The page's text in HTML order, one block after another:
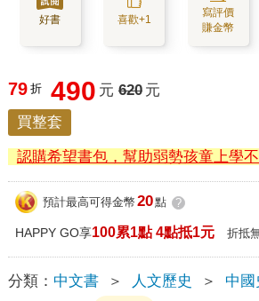
好書 喜歡+1
寫評價
賺金幣
79 折 490 元 620 元
買整套
認購希望書包，幫助弱勢孩童上學不
預計最高可得金幣 20點 ?
HAPPY GO享100累1點 4點抵1元 折抵
分類： 中文書 ＞ 人文歷史 ＞ 中